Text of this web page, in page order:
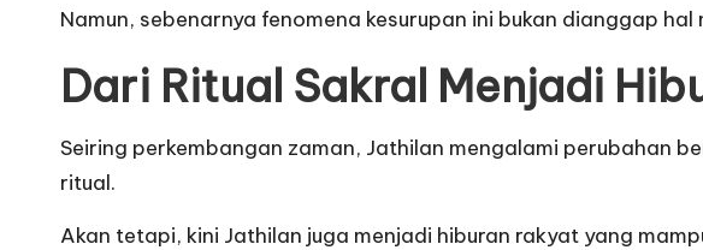
Namun, sebenarnya fenomena kesurupan ini bukan dianggap
Dari Ritual Sakral Menjadi
Seiring perkembangan zaman, Jathilan mengalami perubahan
ritual.
Akan tetapi, kini Jathilan juga menjadi hiburan rakyat yang